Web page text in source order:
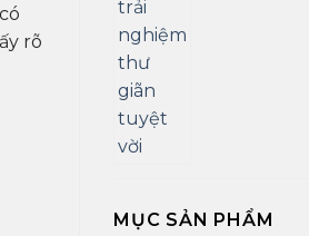
rõ
MỤC SẢN PHẨM